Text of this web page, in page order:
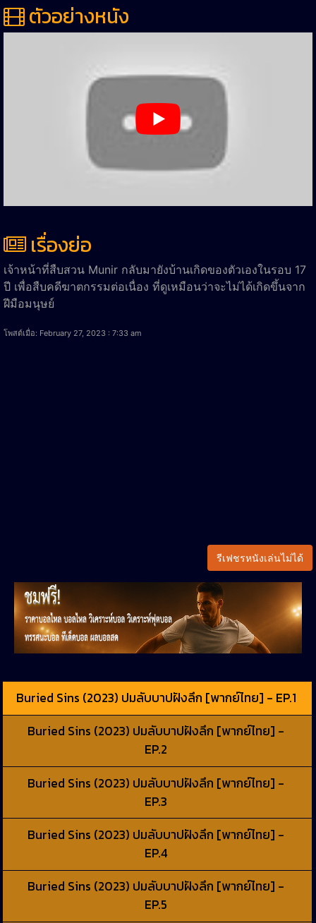
ตัวอย่างหนัง
เรื่องย่อ
เจ้าหน้าที่สืบสวน Munir กลับมายังบ้านเกิดของตัวเองในรอบ 17
ปี เพื่อสืบคดีฆาตกรรมต่อเนื่อง ที่ดูเหมือนว่าจะไม่ได้เกิดขึ้นจาก
ฝีมือมนุษย์
โพสต์เมื่อ: February 27, 2023 : 7:33 am
รีเฟชรหนังเล่นไม่ได้
Buried Sins (2023) ปมลับบาปฝังลึก [พากย์ไทย] - EP.1
Buried Sins (2023) ปมลับบาปฝังลึก [พากย์ไทย] -
EP.2
Buried Sins (2023) ปมลับบาปฝังลึก [พากย์ไทย] -
EP.3
Buried Sins (2023) ปมลับบาปฝังลึก [พากย์ไทย] -
EP.4
Buried Sins (2023) ปมลับบาปฝังลึก [พากย์ไทย] -
EP.5